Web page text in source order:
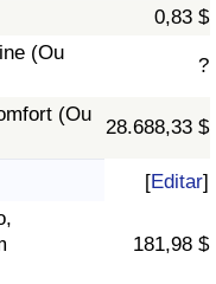
0,83 $
(Ou
?
(Ou
28.688,33 $
[Editar]
181,98 $